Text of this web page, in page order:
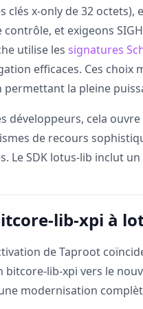
clés x-only de 32
contrôle, et exigeons
utilise les signatures
efficaces. Ces
permettant la pleine
développeurs, cela
de recours
Le SDK lotus-lib inclut
lib-xpi à
de Taproot
bitcore-lib-xpi vers le
modernisation